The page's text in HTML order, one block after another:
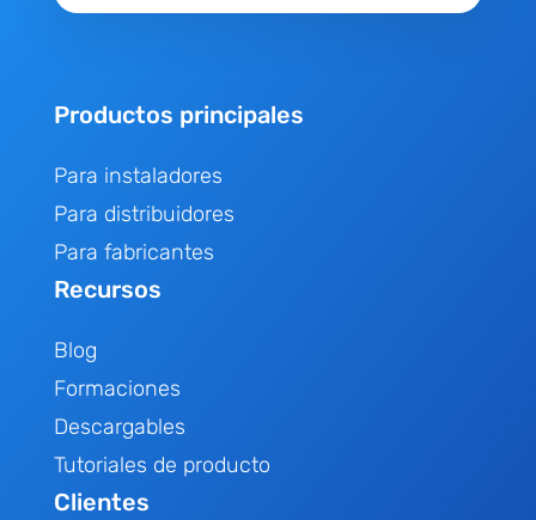
Productos principales
Para instaladores
Para distribuidores
Para fabricantes
Recursos
Blog
Formaciones
Descargables
Tutoriales de producto
Clientes